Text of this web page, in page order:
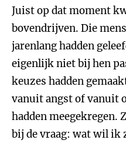
Juist op dat moment
bovendrijven. Die
jarenlang hadden
eigenlijk niet bij hen
keuzes hadden
vanuit angst of vanuit
hadden meegekregen.
bij de vraag: wat wil ik